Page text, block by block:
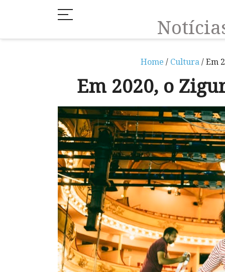
Home / Cultura/ Em
Em 2020, o